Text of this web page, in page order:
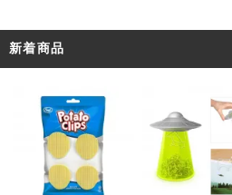
新着商品